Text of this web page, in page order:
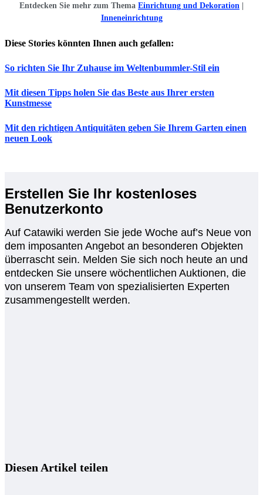
Entdecken Sie mehr zum Thema Einrichtung und Dekoration |
Inneneinrichtung
Diese Stories könnten Ihnen auch gefallen:
So richten Sie Ihr Zuhause im Weltenbummler-Stil ein
Mit diesen Tipps holen Sie das Beste aus Ihrer ersten
Kunstmesse
Mit den richtigen Antiquitäten geben Sie Ihrem Garten einen
neuen Look
Erstellen Sie Ihr kostenloses
Benutzerkonto
Auf Catawiki werden Sie jede Woche auf’s Neue von
dem imposanten Angebot an besonderen Objekten
überrascht sein. Melden Sie sich noch heute an und
entdecken Sie unsere wöchentlichen Auktionen, die
von unserem Team von spezialisierten Experten
zusammengestellt werden.
Diesen Artikel teilen